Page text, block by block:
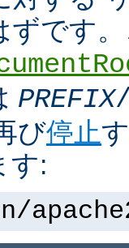
ずです
PREFIX
び停止
す: